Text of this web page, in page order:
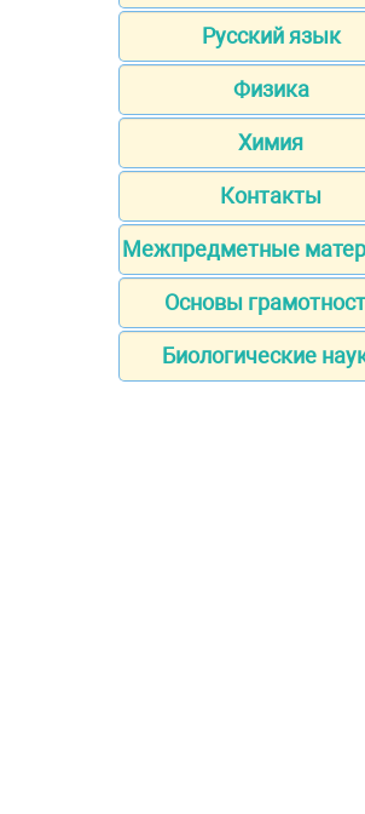
Русский язык
Физика
Химия
Контакты
Межпредметные
Основы
Биологические